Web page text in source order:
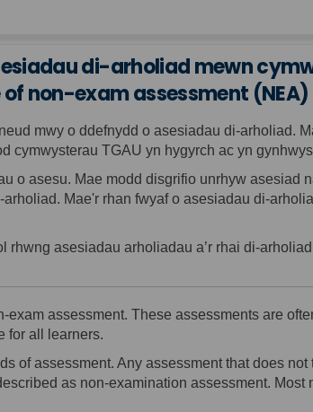
di-arholiad mewn
non-exam assessment (NEA)
mwy o ddefnydd o asesiadau di-arholiad.
cymwysterau TGAU yn hygyrch ac yn
o asesu. Mae modd disgrifio unrhyw asesiad
arholiad. Mae'r rhan fwyaf o asesiadau di-
rhwng asesiadau arholiadau a’r rhai di-arholiad
exam assessment. These assessments are
for all learners.
of assessment. Any assessment that does not
as non-examination assessment. Most